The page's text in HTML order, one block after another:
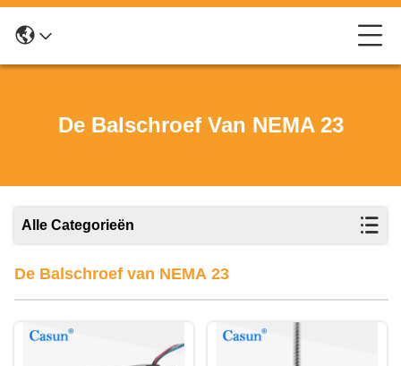
De Balschroef Van NEMA 23
Alle Categorieën
De Balschroef van NEMA 23